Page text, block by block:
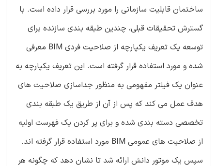
ساختمان قابلیت سازمانی را مورد بررسی قرار داده است. با
گسترش تحقیقات قبلی، چندین طبقه بندی سازنده برای
توسعه یک تعریف یکپارچه از صلاحیت فردی BIM معرفی
شده و مورد استفاده قرار گرفته است. این تعریف یکپارچه به
عنوان یک فیلتر مفهومی به منظور جداسازی صلاحیت های
هدف عمل می کند که پس از آن از طریق یک طبقه بندی
تخصصی دسته بندی شده و برای پر کردن یک فهرست اولیه
از صلاحیت های عمومی BIM مورد استفاده قرار گرفته اند.
سپس یک موتور دانش ارائه شد تا نشان دهد که چگونه هر